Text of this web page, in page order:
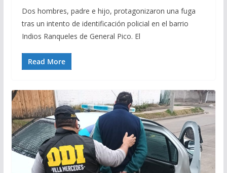
Dos hombres, padre e hijo, protagonizaron una fuga
tras un intento de identificación policial en el barrio
Indios Ranqueles de General Pico. El
Read More